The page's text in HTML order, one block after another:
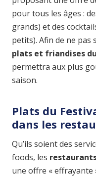
pour tous les âges :
grands) et des
petits). Afin de ne pas
plats et friandises
permettra aux plus
saison.
Plats du
dans les
Qu’ils soient des
foods, les
une offre « effrayante